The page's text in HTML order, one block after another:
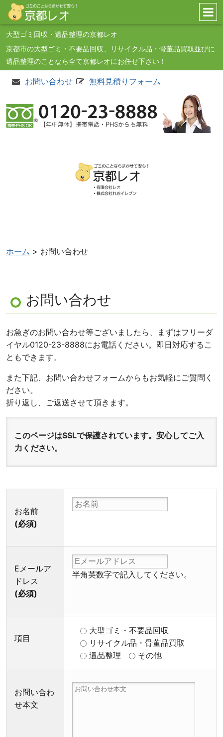
コンテンツへ
ナビゲーションへ
ホームへ
大型ゴミ回収・遺品整理の京都レオ
京都市の大型ゴミ・不要品回収、リサイクル品・骨董品買取並びに
遺品整理のことなら全て京都レオにお任せ下さい！
お問い合わせ 無料見積りフォーム
ホーム > お問い合わせ
お問い合わせ
お急ぎのお問い合わせ等ございましたら、まずはフリーダ
イヤル0120-23-8888にお電話ください。即日対応するこ
ともできます。
また下記、お問い合わせフォームからもお気軽にご質問く
ださい。
折り返し、ご返送させて頂きます。
このページはSSLで保護されています。安心してご入
力ください。
お名前
(必須)
Eメールア
ドレス
(必須)
半角英数字で記入してください。
項目
大型ゴミ・不要品回収
リサイクル品・骨董品買取
遺品整理
その他
お問い合わ
せ本文